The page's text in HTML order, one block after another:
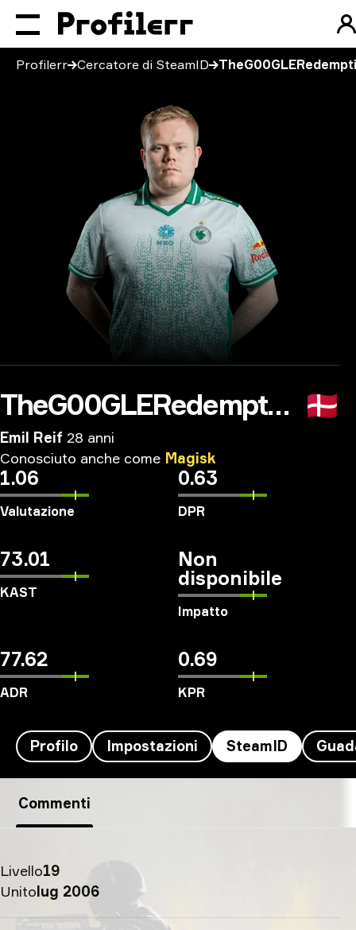
Profilerr Cercatore di SteamID
TheG00GLERedemption 🇩🇰
Emil Reif 28 anni
Conosciuto anche come Magisk
1.06
Valutazione
0.63
DPR
73.01
KAST
Non
disponibile
Impatto
77.62
ADR
0.69
KPR
Profilo Impostazioni SteamID
Commenti
Livello19
Unitolug 2006